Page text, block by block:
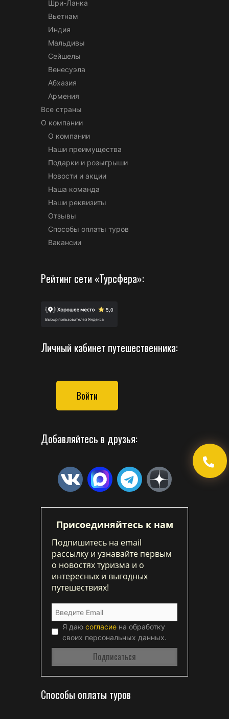
Шри-Ланка
Вьетнам
Индия
Мальдивы
Сейшелы
Венесуэла
Абхазия
Армения
Все страны
О компании
О компании
Наши преимущества
Подарки и розыгрыши
Новости и акции
Наша команда
Наши реквизиты
Отзывы
Способы оплаты туров
Вакансии
Рейтинг сети «Турсфера»:
Личный кабинет путешественника:
Войти
Добавляйтесь в друзья:
Присоединяйтесь к нам
Подпишитесь на email
рассылку и узнавайте первым
о новостях туризма и о
интересных и выгодных
путешествиях!
Я даю согласие на обработку
своих персональных данных.
Способы оплаты туров